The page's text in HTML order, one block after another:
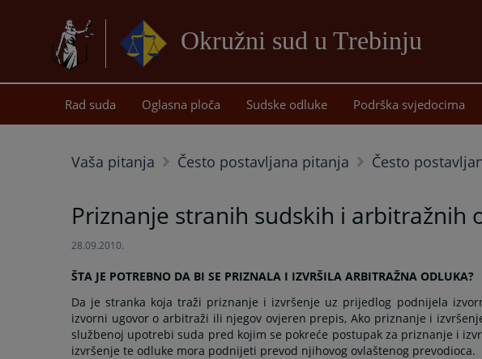
Okružni sud u Trebinju
sadržaj
Rad suda Oglasna ploča Sudske odluke Podrška svjedocima
Vaša pitanja Često postavljana pitanja Često
Priznanje stranih sudskih i arbitražnih
28.09.2010.
ŠTA JE POTREBNO DA BI SE PRIZNALA I IZVRŠILA ARBITRAŽNA ODLUKA?
Da je stranka koja traži priznanje i izvršenje uz prijedlog podnijela
izvorni ugovor o arbitraži ili njegov ovjeren prepis, Ako priznanje i
službenoj upotrebi suda pred kojim se pokreće postupak za priznanje i
izvršenje te odluke mora podnijeti prevod njihovog ovlaštenog prevodioca.